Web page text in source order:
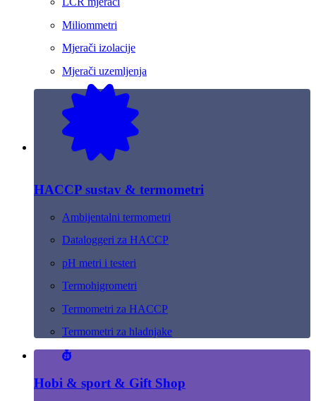
Miliommetri
Mjerači izolacije
Mjerači uzemljenja
HACCP sustav & termometri
Ambijentalni termometri
Dataloggeri za HACCP
pH metri i testeri
Termohigrometri
Termometri za HACCP
Termometri za hladnjake
Hobi & sport & Gift Shop